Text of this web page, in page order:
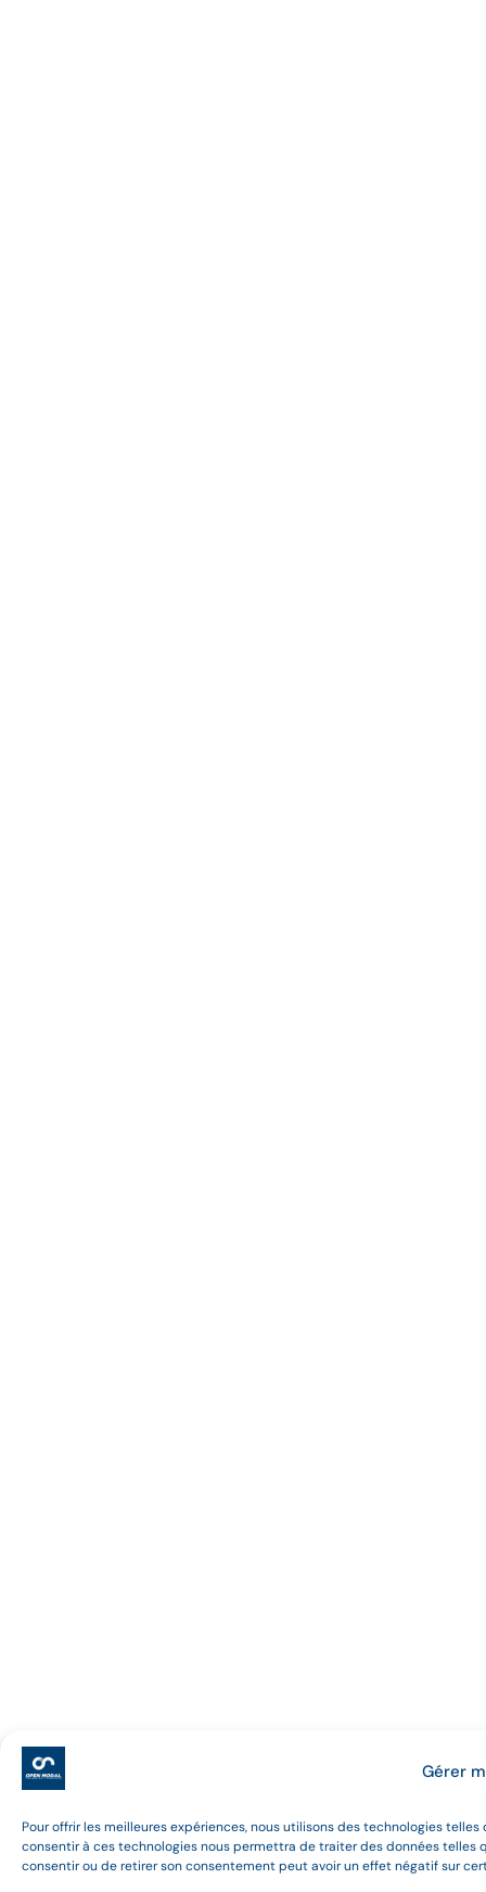
Gérer
Pour offrir les meilleures expériences, nous utilisons des technologies
consentir à ces technologies nous permettra de traiter des données telles
consentir ou de retirer son consentement peut avoir un effet négatif sur